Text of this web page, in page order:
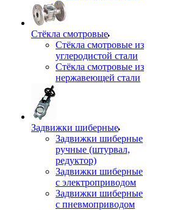
Стёкла смотровые
Стёкла смотровые из
углеродистой стали
Стёкла смотровые из
нержавеющей стали
Задвижки шиберные
Задвижки шиберные
ручные (штурвал,
редуктор)
Задвижки шиберные
с электроприводом
Задвижки шиберные
с пневмоприводом